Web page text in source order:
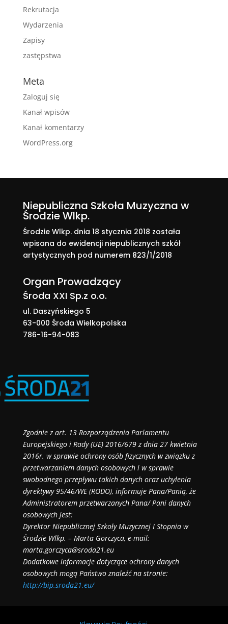
Rekrutacja
Wydarzenia
Zapisy
zastępstwa
Meta
Zaloguj się
Kanał wpisów
Kanał komentarzy
WordPress.org
Niepubliczna Szkoła Muzyczna w
Środzie Wlkp.
Środzie Wlkp. dnia 18 stycznia 2018 została
wpisana do ewidencji niepublicznych szkół
artystycznych pod numerem 823/1/2018
Organ Prowadzący
Środa XXI Sp.z o.o.
ul. Daszyńskiego 5
63-000 Środa Wielkopolska
786-16-94-083
Zgodnie z art. 13 Rozporządzenia Parlamentu
Europejskiego i Rady (UE) 2016/679 z dnia 27 kwietnia
2016r. w sprawie ochrony osób fizycznych w związku z
przetwarzaniem danych osobowych i w sprawie
swobodnego przepływu takich danych oraz uchylenia
dyrektywy 95/46/WE (RODO), informuje Pana/Panią, że
Administratorem przetwarzanych Pana/ Pani danych
osobowych jest:
Dyrektor Niepublicznej Szkoły Muzycznej I Stopnia w
Środzie Wlkp. – Marta Gorczyca, e-mail:
marta.gorczyca@sroda21.eu
Dodatkowe informacje dotyczące ochrony danych
osobowych mogą Państwo znaleźć na stronie:
http://bip.sroda21.eu/